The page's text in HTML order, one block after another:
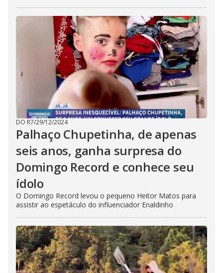
DO R7/29/12/2024
Palhaço Chupetinha, de apenas
seis anos, ganha surpresa do
Domingo Record e conhece seu
ídolo
O Domingo Record levou o pequeno Heitor Matos para
assistir ao espetáculo do influenciador Enaldinho